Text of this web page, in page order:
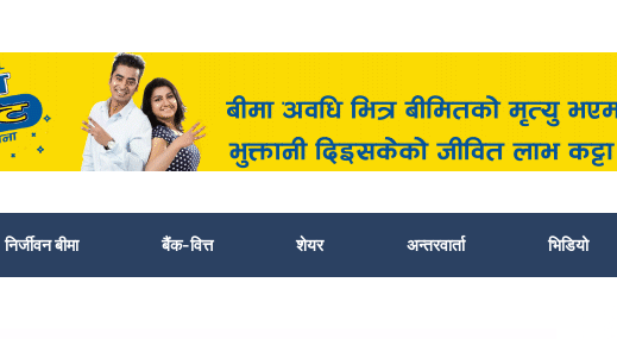
निर्जीवन बीमा बैंक-वित्त शेयर अन्तरवार्ता भिडियो